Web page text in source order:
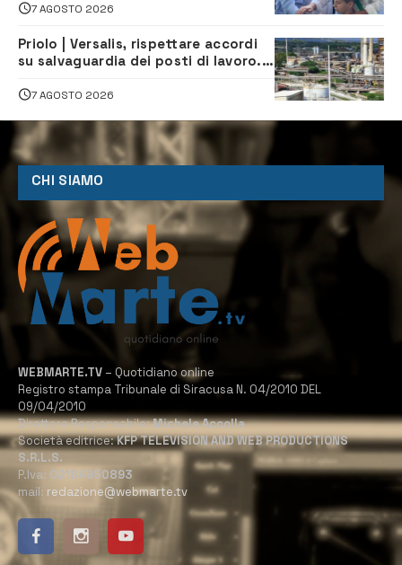
7 AGOSTO 2026
Priolo | Versalis, rispettare accordi
su salvaguardia dei posti di lavoro. Il
7 AGOSTO 2026
CHI SIAMO
WEBMARTE.TV – Quotidiano online
Registro stampa Tribunale di Siracusa N. 04/2010 DEL
09/04/2010
Direttore Responsabile:Michele Accolla
Società editrice:KFP TELEVISION AND WEB PRODUCTIONS
S.R.L.S.
P.Iva: 02184950893
mail: redazione@webmarte.tv